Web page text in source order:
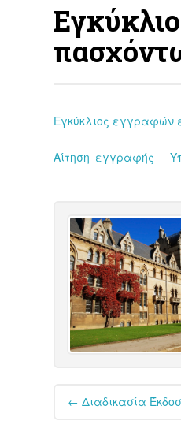
Εγκύκλιος εγγραφών
Αίτηση_εγγραφής_-
Post
navigation
← Διαδικασία